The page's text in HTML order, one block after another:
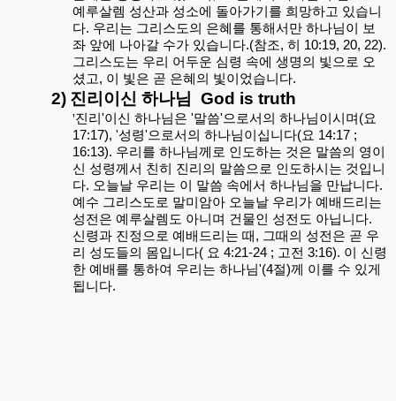
예루살렘 성산과 성소에 돌아가기를 희망하고 있습니
다. 우리는 그리스도의 은혜를 통해서만 하나님이 보
좌 앞에 나아갈 수가 있습니다.(참조, 히 10:19, 20, 22).
그리스도는 우리 어두운 심령 속에 생명의 빛으로 오
셨고, 이 빛은 곧 은혜의 빛이었습니다.
2) 진리이신 하나님 God is truth
'진리'이신 하나님은 '말씀'으로서의 하나님이시며(요
17:17), '성령'으로서의 하나님이십니다(요 14:17 ;
16:13). 우리를 하나님께로 인도하는 것은 말씀의 영이
신 성령께서 친히 진리의 말씀으로 인도하시는 것입니
다. 오늘날 우리는 이 말씀 속에서 하나님을 만납니다.
예수 그리스도로 말미암아 오늘날 우리가 예배드리는
성전은 예루살렘도 아니며 건물인 성전도 아닙니다.
신령과 진정으로 예배드리는 때, 그때의 성전은 곧 우
리 성도들의 몸입니다( 요 4:21-24 ; 고전 3:16). 이 신령
한 예배를 통하여 우리는 하나님'(4절)께 이를 수 있게
됩니다.